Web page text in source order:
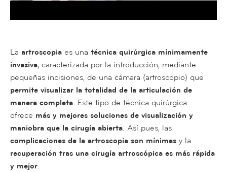
La artroscopia es una técnica quirúrgica mínimamente
invasiva, caracterizada por la introducción, mediante
pequeñas incisiones, de una cámara (artroscopio) que
permite visualizar la totalidad de la articulación de
manera completa. Este tipo de técnica quirúrgica
ofrece más y mejores soluciones de visualización y
maniobra que la cirugía abierta. Así pues, las
complicaciones de la artroscopia son mínimas y la
recuperación tras una cirugía artroscópica es más rápida
y mejor.